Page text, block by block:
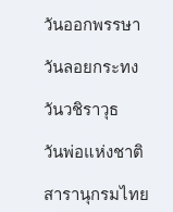
วันออกพรรษา
วันลอยกระทง
วันวชิราวุธ
วันพ่อแห่งชาติ
สารานุกรมไทย